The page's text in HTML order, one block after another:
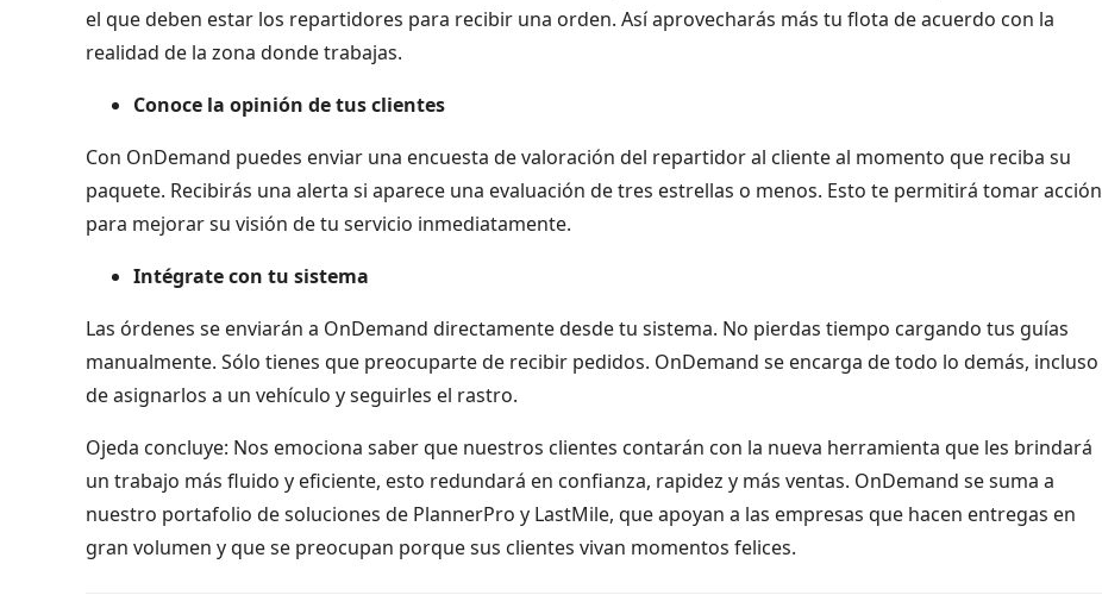
el que deben estar los repartidores para recibir una orden. Así aprovecharás más tu flota de acuerdo con la
realidad de la zona donde trabajas.
Conoce la opinión de tus clientes
Con OnDemand puedes enviar una encuesta de valoración del repartidor al cliente al momento que reciba su
paquete. Recibirás una alerta si aparece una evaluación de tres estrellas o menos. Esto te permitirá tomar acción
para mejorar su visión de tu servicio inmediatamente.
Intégrate con tu sistema
Las órdenes se enviarán a OnDemand directamente desde tu sistema. No pierdas tiempo cargando tus guías
manualmente. Sólo tienes que preocuparte de recibir pedidos. OnDemand se encarga de todo lo demás, incluso
de asignarlos a un vehículo y seguirles el rastro.
Ojeda concluye: Nos emociona saber que nuestros clientes contarán con la nueva herramienta que les brindará
un trabajo más fluido y eficiente, esto redundará en confianza, rapidez y más ventas. OnDemand se suma a
nuestro portafolio de soluciones de PlannerPro y LastMile, que apoyan a las empresas que hacen entregas en
gran volumen y que se preocupan porque sus clientes vivan momentos felices.